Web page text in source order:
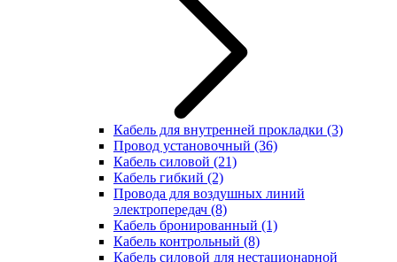
Кабель для внутренней прокладки (3)
Провод установочный (36)
Кабель силовой (21)
Кабель гибкий (2)
Провода для воздушных линий
электропередач (8)
Кабель бронированный (1)
Кабель контрольный (8)
Кабель силовой для нестационарной